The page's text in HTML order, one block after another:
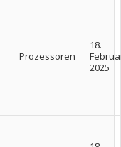
Prozessoren
18.
2025